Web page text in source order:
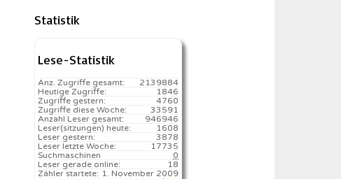
Statistik
Lese-Statistik
2139884
Anz. Zugriffe gesamt:
1846
Heutige Zugriffe:
4760
Zugriffe gestern:
33591
Zugriffe diese Woche:
946946
Anzahl Leser gesamt:
1608️
Leser(sitzungen) heute:
3878
Leser gestern:
17735️
Leser letzte Woche:
0
Suchmaschinen
18
Leser gerade online:
1. November 2009
Zähler startete: